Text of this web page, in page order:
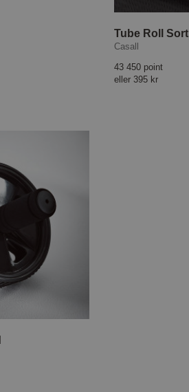
Tube Roll Sort
Casall
43 450 point
eller 395 kr